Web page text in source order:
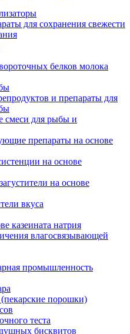
для сохранения свежести
белков молока
и препараты для
смеси для рыбы и
препараты на основе
на основе
на основе
вкуса
казеината натрия
влагосвязывающей
промышленность
порошки)
теста
бисквитов